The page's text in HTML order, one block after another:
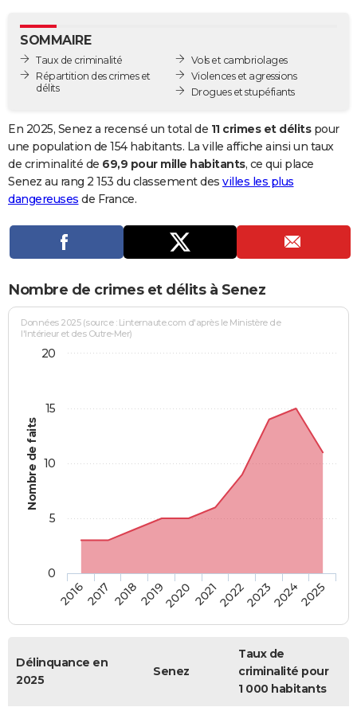
GUIDES D'ACHAT
BONS PLANS
Carte de Noël
Carte Bonne année
Carte Saint-Valentin
Carte Pâques
Carte d'anniversaire
DICTIONNAIRE
Dictionnaire
Biographies
Citations
Expressions
Proverbes
PROGRAMME TV
Se connecter
Entreprises
Service militaire
Avis de recherche
AVIS DE DÉCÈS
Bricolage
Lifestyle
Culture
Sport
Auto
Television
Voyage
Cinema
SOMMAIRE
Taux de criminalité
Répartition des crimes et
délits
Vols et cambriolages
Violences et agressions
Drogues et stupéfiants
En 2025, Senez a recensé un total de 11 crimes et délitspour
une population de 154 habitants. La ville affiche ainsi un taux
de criminalité de 69,9 pour mille habitants, ce qui place
Senez au rang 2 153 du classement des villes les plus
dangereuses de France.
Nombre de crimes et délits à Senez
Nombre de faits
Données 2025 (source : Linternaute.com d'après le Ministère de
l'Intérieur et des Outre-Mer)
20162017 20182019202020212022202320242025
0
5
10
15
20
Délinquance en
2025
Senez
Taux de
criminalité pour
1 000 habitants